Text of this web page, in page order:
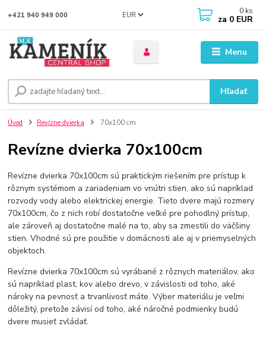
Menu
EUR
Hľadať
+421 940 949 000 0 ks
za 0 EUR
Úvod Revízne dvierka 70x100 cm
Revízne dvierka 70x100cm
Revízne dvierka 70x100cm sú praktickým riešením pre prístup k
rôznym systémom a zariadeniam vo vnútri stien, ako sú napríklad
rozvody vody alebo elektrickej energie. Tieto dvere majú rozmery
70x100cm, čo z nich robí dostatočne veľké pre pohodlný prístup,
ale zároveň aj dostatočne malé na to, aby sa zmestili do väčšiny
stien. Vhodné sú pre použitie v domácnosti ale aj v priemyselných
objektoch.
Revízne dvierka 70x100cm sú vyrábané z rôznych materiálov, ako
sú napríklad plast, kov alebo drevo, v závislosti od toho, aké
nároky na pevnosť a trvanlivosť máte. Výber materiálu je veľmi
dôležitý, pretože závisí od toho, aké náročné podmienky budú
dvere musieť zvládať.